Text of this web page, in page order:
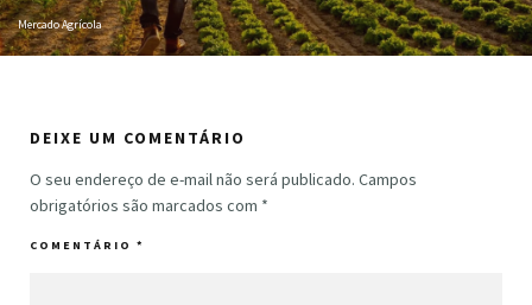
Mercado Agrícola
DEIXE UM COMENTÁRIO
O seu endereço de e-mail não será publicado. Campos
obrigatórios são marcados com *
COMENTÁRIO *